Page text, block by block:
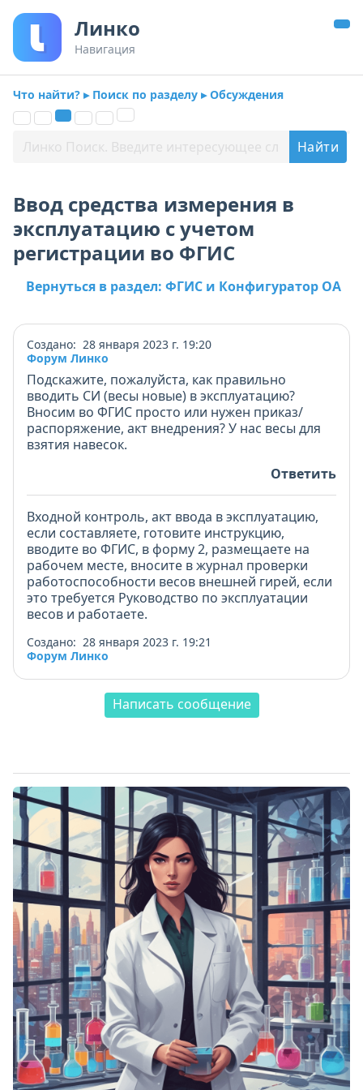
Линко
Навигация
Что найти? ▸ Поиск по разделу ▸ Обсуждения
Ввод средства измерения в
эксплуатацию с учетом
регистрации во ФГИС
Вернуться в раздел: ФГИС и Конфигуратор ОА
Создано: 28 января 2023 г. 19:20
Форум Линко
Подскажите, пожалуйста, как правильно
вводить СИ (весы новые) в эксплуатацию?
Вносим во ФГИС просто или нужен приказ/
распоряжение, акт внедрения? У нас весы для
взятия навесок.
Ответить
Входной контроль, акт ввода в эксплуатацию,
если составляете, готовите инструкцию,
вводите во ФГИС, в форму 2, размещаете на
рабочем месте, вносите в журнал проверки
работоспособности весов внешней гирей, если
это требуется Руководство по эксплуатации
весов и работаете.
Создано: 28 января 2023 г. 19:21
Форум Линко
Написать сообщение